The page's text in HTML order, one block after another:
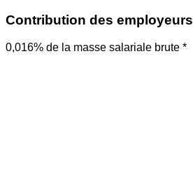
Contribution des employeurs
0,016% de la masse salariale brute *